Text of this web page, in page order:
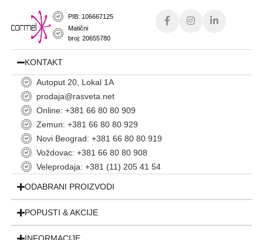
PIB: 106667125
Matični
broj: 20655780
KONTAKT
Autoput 20, Lokal 1A
prodaja@rasveta.net
Online: +381 66 80 80 909
Zemun: +381 66 80 80 929
Novi Beograd: +381 66 80 80 919
Voždovac: +381 66 80 80 908
Veleprodaja: +381 (11) 205 41 54
ODABRANI PROIZVODI
POPUSTI & AKCIJE